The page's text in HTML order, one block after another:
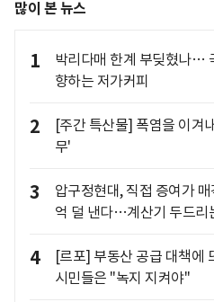
많이 본 뉴스
1
박리다매 한계 부딪혔나…
향하는 저가커피
2
[주간 특산물] 폭염을 이겨
무'
3
압구정현대, 직접 증여가
억 덜 낸다…계산기 두드리
4
[르포] 부동산 공급 대책
시민들은 "녹지 지켜야"